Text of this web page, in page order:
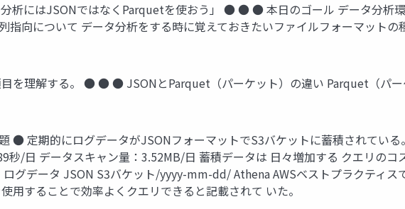
析にはJSONではなくParquetを使おう」 ● ● ● 本日のゴール データ分析
向について データ分析をする時に覚えておきたいファイルフォーマットの
を理解する。 ● ● ● JSONとParquet（パーケット）の違い Parquet（パ
● 定期的にログデータがJSONフォーマットでS3バケットに蓄積されて
秒/日 データスキャン量：3.52MB/日 蓄積データは 日々増加する クエリの
グデータ JSON S3バケット/yyyy-mm-dd/ Athena AWSベストプラクティ
用することで効率よくクエリできると記載されて いた。